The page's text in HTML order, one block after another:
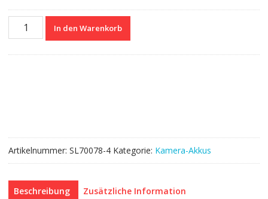
Nagelneuer
Akku
II
DMC-
ZS60
DC-
ZS70
In den Warenkorb
Artikelnummer: SL70078-4 Kategorie: Kamera-Akkus
Beschreibung
Zusätzliche Information